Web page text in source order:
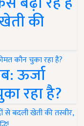
की
ऊर्जा
रहा है?